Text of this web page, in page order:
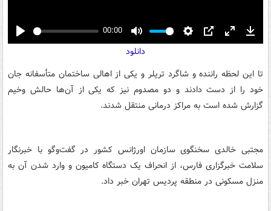
Play
00:00
Mute Settings
PIP Enter
دانلود
تا این لحظه راننده و شاگرد تریلر و یکی از اهالی ساختمان متأسفانه جان
خود را از دست دادند و دو مصدوم نیز که یکی از آن‌ها حالش وخیم
گزارش شده است به مراکز درمانی منتقل شدند.
مجتبی خالدی سخنگوی سازمان اورژانس کشور در گفت‌وگو با خبرنگار
سلامت خبرگزاری فارس، از انحراف یک دستگاه کامیون و وارد شدن آن به
منزل مسکونی در منطقه پردیس تهران خبر داد.